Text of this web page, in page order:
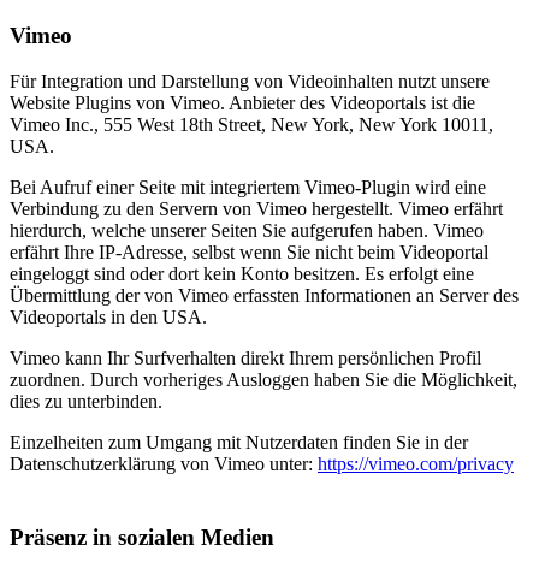
Vimeo
Für Integration und Darstellung von Videoinhalten nutzt unsere
Website Plugins von Vimeo. Anbieter des Videoportals ist die
Vimeo Inc., 555 West 18th Street, New York, New York 10011,
USA.
Bei Aufruf einer Seite mit integriertem Vimeo-Plugin wird eine
Verbindung zu den Servern von Vimeo hergestellt. Vimeo erfährt
hierdurch, welche unserer Seiten Sie aufgerufen haben. Vimeo
erfährt Ihre IP-Adresse, selbst wenn Sie nicht beim Videoportal
eingeloggt sind oder dort kein Konto besitzen. Es erfolgt eine
Übermittlung der von Vimeo erfassten Informationen an Server des
Videoportals in den USA.
Vimeo kann Ihr Surfverhalten direkt Ihrem persönlichen Profil
zuordnen. Durch vorheriges Ausloggen haben Sie die Möglichkeit,
dies zu unterbinden.
Einzelheiten zum Umgang mit Nutzerdaten finden Sie in der
Datenschutzerklärung von Vimeo unter: https://vimeo.com/privacy
Präsenz in sozialen Medien